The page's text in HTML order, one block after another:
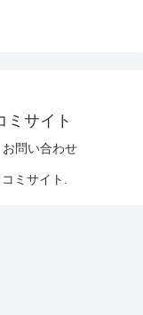
ミサイト
お問い合わせ
ミサイト.